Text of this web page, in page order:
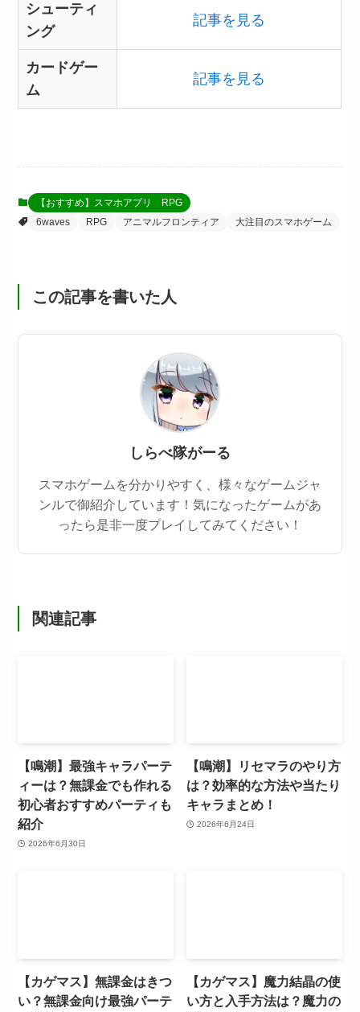
シューティ
ング
記事を見る
カードゲー
ム
記事を見る
【おすすめ】スマホアプリ RPG
6waves
RPG アニマルフロンティア 大注目のスマホゲーム
この記事を書いた人
しらべ隊がーる
スマホゲームを分かりやすく、様々なゲームジャ
ンルで御紹介しています！気になったゲームがあ
ったら是非一度プレイしてみてください！
関連記事
【鳴潮】最強キャラパーテ
ィーは？無課金でも作れる
初心者おすすめパーティも
紹介
2026年6月30日
【鳴潮】リセマラのやり方
は？効率的な方法や当たり
キャラまとめ！
2026年6月24日
【カゲマス】無課金はきつ
い？無課金向け最強パーテ
【カゲマス】魔力結晶の使
い方と入手方法は？魔力の